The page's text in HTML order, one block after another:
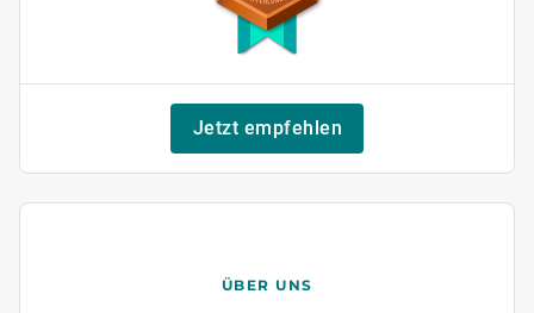
Jetzt empfehlen
ÜBER UNS